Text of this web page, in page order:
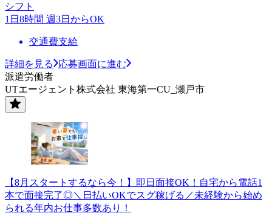
シフト
1日8時間 週3日からOK
交通費支給
詳細を見る
応募画面に進む
派遣労働者
UTエージェント株式会社 東海第一CU_瀬戸市
【8月スタートするなら今！】即日面接OK！自宅から電話1
本で面接完了◎＼日払いOKでスグ稼げる／未経験から始め
られる年内お仕事多数あり！